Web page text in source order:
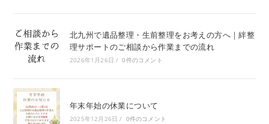
北九州で遺品整理・生前整理をお考えの方へ｜絆整
理サポートのご相談から作業までの流れ
2026年1月26日 / 0件のコメント
年末年始の休業について
2025年12月26日 / 0件のコメント